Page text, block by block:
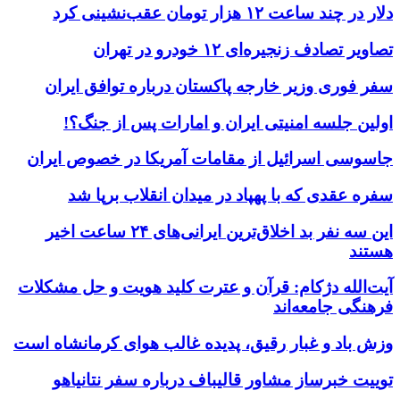
دلار در چند ساعت ۱۲ هزار تومان عقب‌نشینی کرد
تصاویر تصادف زنجیره‌ای ۱۲ خودرو در تهران
سفر فوری وزیر خارجه پاکستان درباره توافق ایران
اولین جلسه امنیتی ایران و امارات پس از جنگ؟!
جاسوسی اسرائیل از مقامات آمریکا در خصوص ایران
سفره عقدی که با پهپاد در میدان انقلاب برپا شد
این سه نفر بد اخلاق‌ترین ایرانی‌های ۲۴ ساعت اخیر
هستند
آیت‌الله دژکام: قرآن و عترت کلید هویت و حل مشکلات
فرهنگی جامعه‌اند
وزش باد و غبار رقیق، پدیده غالب هوای کرمانشاه است
توییت خبرساز مشاور قالیباف درباره سفر نتانیاهو